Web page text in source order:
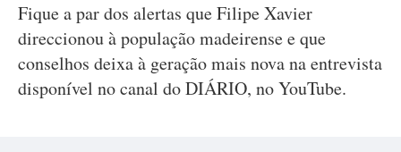
Fique a par dos alertas que Filipe Xavier
direccionou à população madeirense e que
conselhos deixa à geração mais nova na entrevista
disponível no canal do DIÁRIO, no YouTube.